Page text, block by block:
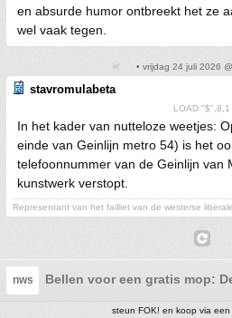
en absurde humor ontbreekt het ze
wel vaak tegen.
• vrijdag 24 juli 2026
stavromulabeta
LOAD "$",8,1
In het kader van nutteloze weetjes:
einde van Geinlijn metro 54) is het
telefoonnummer van de Geinlijn van
kunstwerk verstopt.
Representant van het failliet van de westerse
nws Bellen voor een gratis mop:
steun FOK! en koop via